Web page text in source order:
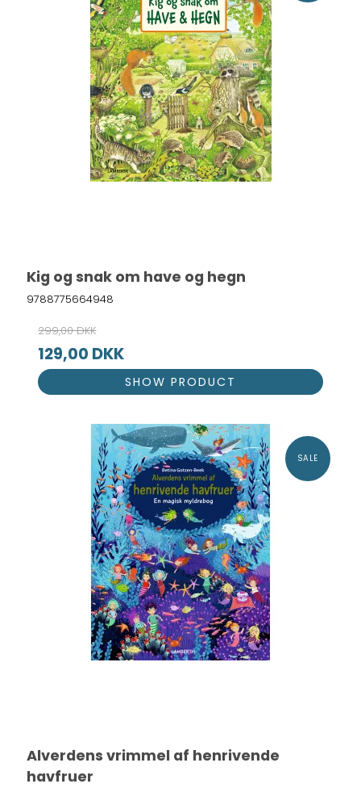
Kig og snak om have og hegn
9788775664948
299,00 DKK
129,00 DKK
SHOW PRODUCT
SALE
Alverdens vrimmel af henrivende
havfruer